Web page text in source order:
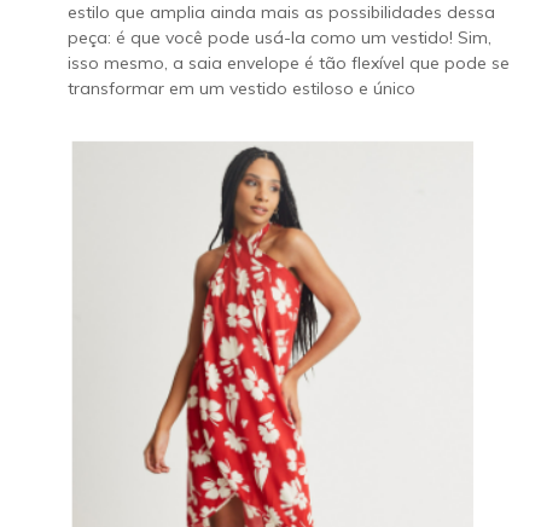
estilo que amplia ainda mais as possibilidades dessa
peça: é que você pode usá-la como um vestido! Sim,
isso mesmo, a saia envelope é tão flexível que pode se
transformar em um vestido estiloso e único